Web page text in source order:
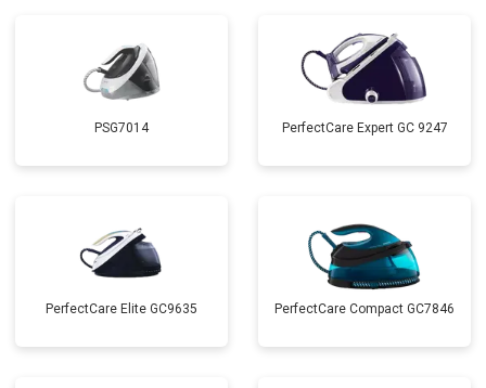
PSG7014 PerfectCare Expert GC 9247
PerfectCare Elite GC9635 PerfectCare Compact GC7846